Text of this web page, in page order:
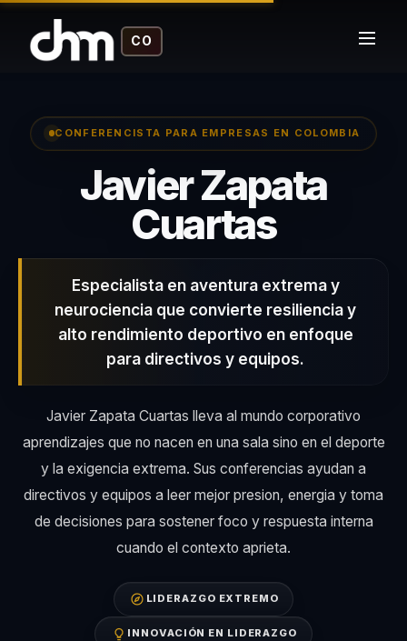
CO
CONFERENCISTA PARA EMPRESAS EN COLOMBIA
Javier Zapata
Cuartas–
Especialista en aventura extrema y
neurociencia que convierte resiliencia y
alto rendimiento deportivo en enfoque
para directivos y equipos.
Javier Zapata Cuartas lleva al mundo corporativo
aprendizajes que no nacen en una sala sino en el deporte
y la exigencia extrema. Sus conferencias ayudan a
directivos y equipos a leer mejor presion, energia y toma
de decisiones para sostener foco y respuesta interna
cuando el contexto aprieta.
LIDERAZGO EXTREMO
INNOVACIÓN EN LIDERAZGO